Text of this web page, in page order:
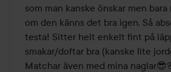
som man kanske önskar men
om den känns det bra igen. Så
testa! Sitter helt enkelt fint på
smakar/doftar bra (kanske lite
Matchar även med mina